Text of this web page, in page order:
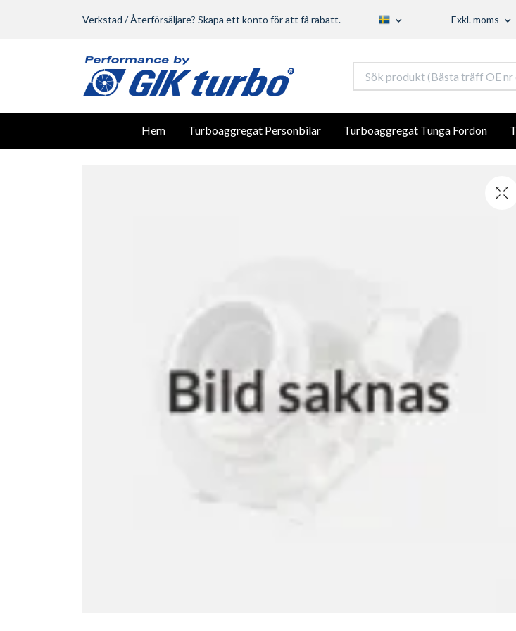
Verkstad / Återförsäljare? Skapa ett konto för att få rabatt. Exkl. moms
Hem Turboaggregat Personbilar Turboaggregat Tunga Fordon